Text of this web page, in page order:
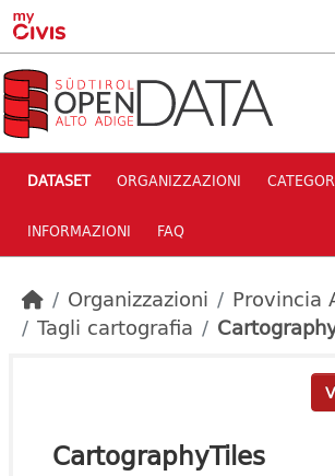
Skip to main content
DATASET ORGANIZZAZIONI
INFORMAZIONI FAQ
Organizzazioni
Provincia
Tagli cartografia
CartographyTiles